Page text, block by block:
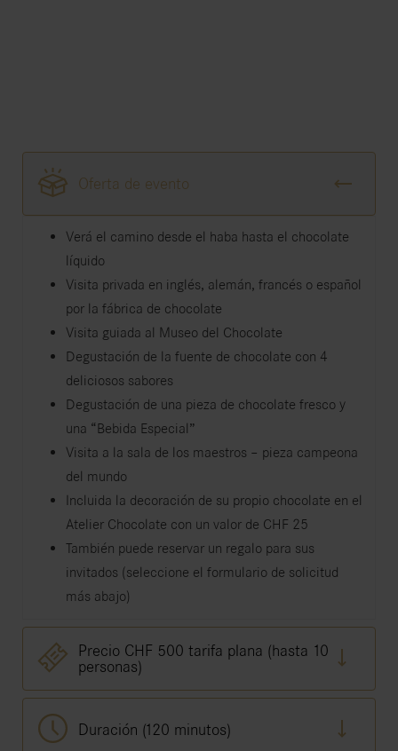
Oferta de evento
Verá el camino desde el haba hasta el chocolate
líquido
Visita privada en inglés, alemán, francés o español
por la fábrica de chocolate
Visita guiada al Museo del Chocolate
Degustación de la fuente de chocolate con 4
deliciosos sabores
Degustación de una pieza de chocolate fresco y
una “Bebida Especial”
Visita a la sala de los maestros – pieza campeona
del mundo
Incluida la decoración de su propio chocolate en el
Atelier Chocolate con un valor de CHF 25
También puede reservar un regalo para sus
invitados (seleccione el formulario de solicitud
más abajo)
Precio CHF 500 tarifa plana (hasta 10
personas)
Duración (120 minutos)